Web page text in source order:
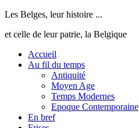
Les Belges, leur histoire ...
et celle de leur patrie, la Belgique
Accueil
Au fil du temps
Antiquité
Moyen Age
Temps Modernes
Epoque Contemporaine
En bref